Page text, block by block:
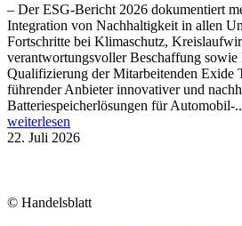
– Der ESG-Bericht 2026 dokumentiert
Integration von Nachhaltigkeit in allen
Fortschritte bei Klimaschutz,
verantwortungsvoller Beschaffung sowie
Qualifizierung der Mitarbeitenden Exide
führender Anbieter innovativer und
Batteriespeicherlösungen für Automobil-
weiterlesen
22. Juli 2026
© Handelsblatt